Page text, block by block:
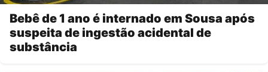
Bebê de 1 ano é internado em Sousa após
suspeita de ingestão acidental de
substância